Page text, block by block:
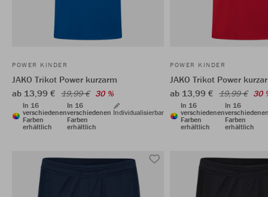
POWER KINDER
JAKO Trikot Power kurzarm
ab 13,99 € 19,99 € 30 %
In 16
verschiedenen
Farben
erhältlich
In 16
verschiedenen
Farben
erhältlich
Individualisierbar
POWER KINDER
JAKO Trikot Power
ab 13,99 € 19,99 € 30
In 16
verschiedenen
Farben
erhältlich
In 16
Farben
erhältlich